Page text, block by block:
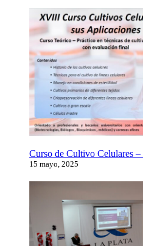
Curso de Cultivo Celulares
15 mayo, 2025